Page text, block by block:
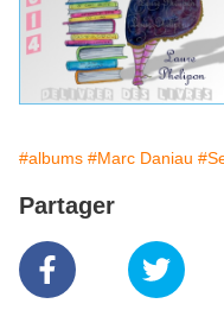
#albums #Marc Daniau
Partager